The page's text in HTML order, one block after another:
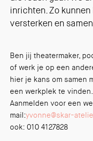
inrichten. Zo
versterken en
Ben jij theatermaker,
of werk je op een
hier je kans om samen
een werkplek te vinden.
Aanmelden voor een
mail:yvonne@skar-
ook: 010 4127828